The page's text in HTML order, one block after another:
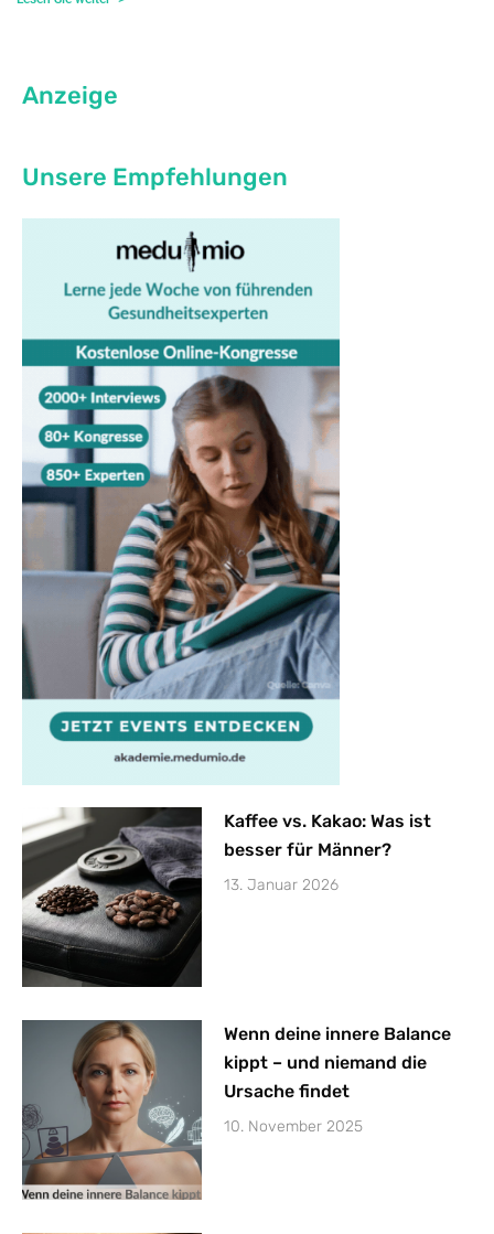
Anzeige
Unsere Empfehlungen
Kaffee vs. Kakao: Was ist
besser für Männer?
13. Januar 2026
Wenn deine innere Balance
kippt – und niemand die
Ursache findet
10. November 2025